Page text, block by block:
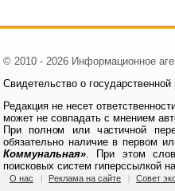
© 2010 - 2026 Информационное
Свидетельство о
Редакция не несет
может не совпадать с мнением
При полном или частичной
обязательно наличие в первом
Коммунальная» . При этом
поисковых систем гиперссылкой
О нас Реклама на сайте Совет